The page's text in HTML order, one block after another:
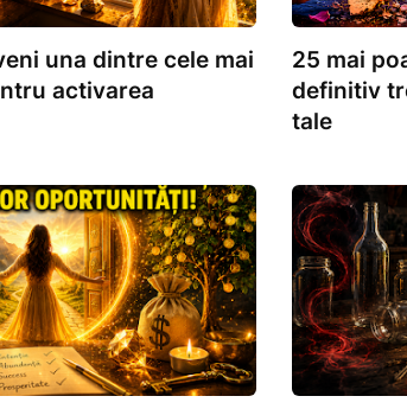
una dintre cele mai
activarea
25 mai
definitiv
tale